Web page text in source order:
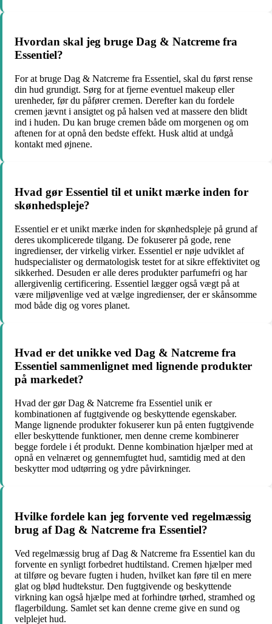
Hvordan skal jeg bruge Dag & Natcreme fra
Essentiel?
For at bruge Dag & Natcreme fra Essentiel, skal du først rense
din hud grundigt. Sørg for at fjerne eventuel makeup eller
urenheder, før du påfører cremen. Derefter kan du fordele
cremen jævnt i ansigtet og på halsen ved at massere den blidt
ind i huden. Du kan bruge cremen både om morgenen og om
aftenen for at opnå den bedste effekt. Husk altid at undgå
kontakt med øjnene.
Hvad gør Essentiel til et unikt mærke inden for
skønhedspleje?
Essentiel er et unikt mærke inden for skønhedspleje på grund af
deres ukomplicerede tilgang. De fokuserer på gode, rene
ingredienser, der virkelig virker. Essentiel er nøje udviklet af
hudspecialister og dermatologisk testet for at sikre effektivitet og
sikkerhed. Desuden er alle deres produkter parfumefri og har
allergivenlig certificering. Essentiel lægger også vægt på at
være miljøvenlige ved at vælge ingredienser, der er skånsomme
mod både dig og vores planet.
Hvad er det unikke ved Dag & Natcreme fra
Essentiel sammenlignet med lignende produkter
på markedet?
Hvad der gør Dag & Natcreme fra Essentiel unik er
kombinationen af fugtgivende og beskyttende egenskaber.
Mange lignende produkter fokuserer kun på enten fugtgivende
eller beskyttende funktioner, men denne creme kombinerer
begge fordele i ét produkt. Denne kombination hjælper med at
opnå en velnæret og gennemfugtet hud, samtidig med at den
beskytter mod udtørring og ydre påvirkninger.
Hvilke fordele kan jeg forvente ved regelmæssig
brug af Dag & Natcreme fra Essentiel?
Ved regelmæssig brug af Dag & Natcreme fra Essentiel kan du
forvente en synligt forbedret hudtilstand. Cremen hjælper med
at tilføre og bevare fugten i huden, hvilket kan føre til en mere
glat og blød hudtekstur. Den fugtgivende og beskyttende
virkning kan også hjælpe med at forhindre tørhed, stramhed og
flagerbildung. Samlet set kan denne creme give en sund og
velplejet hud.